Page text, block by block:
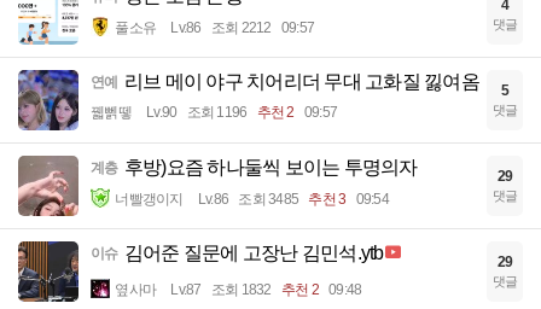
풀소유 Lv.86 조회 2212 09:57
4
댓글
연예 리브 메이 야구 치어리더 무대 고화질 낋여옴
꿻뻵뗗 Lv.90 조회 1196 추천 2 09:57
5
댓글
계층 후방)요즘 하나둘씩 보이는 투명의자
너빨갱이지 Lv.86 조회 3485 추천 3 09:54
29
댓글
이슈 김어준 질문에 고장난 김민석.ytb
옆사마 Lv.87 조회 1832 추천 2 09:48
29
댓글